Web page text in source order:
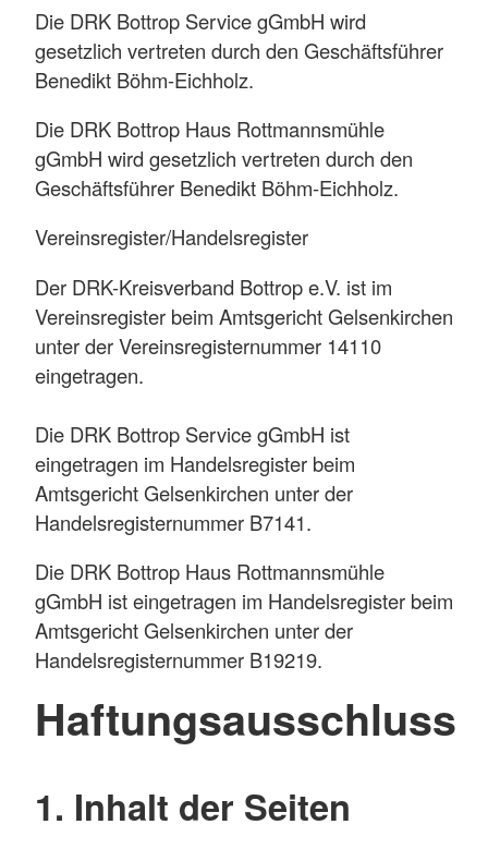
Die DRK Bottrop Service gGmbH wird
gesetzlich vertreten durch den Geschäftsführer
Benedikt Böhm-Eichholz.
Die DRK Bottrop Haus Rottmannsmühle
gGmbH wird gesetzlich vertreten durch den
Geschäftsführer Benedikt Böhm-Eichholz.
Vereinsregister/Handelsregister
Der DRK-Kreisverband Bottrop e.V. ist im
Vereinsregister beim Amtsgericht Gelsenkirchen
unter der Vereinsregisternummer 14110
eingetragen.
Die DRK Bottrop Service gGmbH ist
eingetragen im Handelsregister beim
Amtsgericht Gelsenkirchen unter der
Handelsregisternummer B7141.
Die DRK Bottrop Haus Rottmannsmühle
gGmbH ist eingetragen im Handelsregister beim
Amtsgericht Gelsenkirchen unter der
Handelsregisternummer B19219.
Haftungsausschluss
1. Inhalt der Seiten